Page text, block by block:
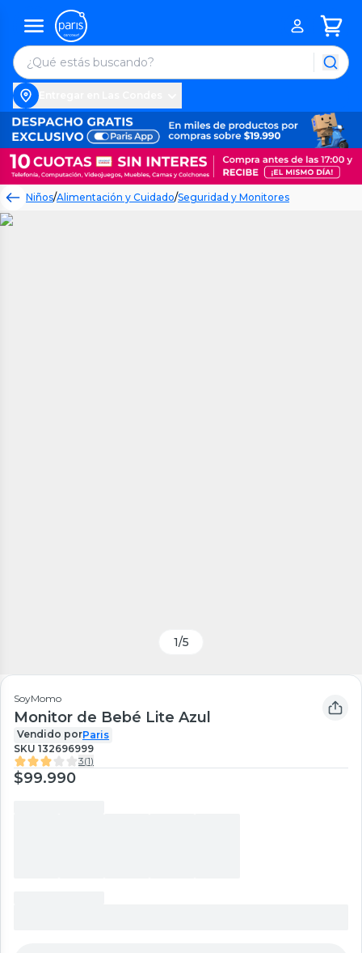
Niños/Alimentación y Cuidado/Seguridad y Monitores
1/5
SoyMomo
Monitor de Bebé Lite Azul
Vendido porParis
SKU 132696999
3(1)
$99.990